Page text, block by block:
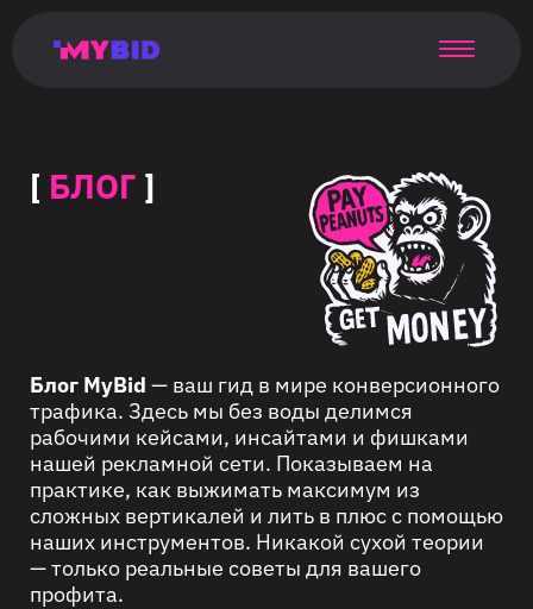
таргетинг
страница
targeting
monetization
[ БЛОГ ]
Блог MyBid — ваш гид в мире конверсионного
трафика. Здесь мы без воды делимся
рабочими кейсами, инсайтами и фишками
нашей рекламной сети. Показываем на
практике, как выжимать максимум из
сложных вертикалей и лить в плюс с помощью
наших инструментов. Никакой сухой теории
— только реальные советы для вашего
профита.